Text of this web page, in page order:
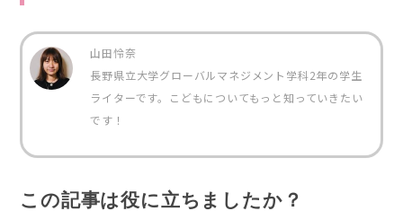
山田怜奈
長野県立大学グローバルマネジメント学科2年の学生
ライターです。こどもについてもっと知っていきたい
です！
この記事は役に立ちましたか？